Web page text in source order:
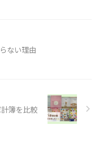
ない理由
簿を比較